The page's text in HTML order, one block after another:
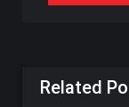
Related